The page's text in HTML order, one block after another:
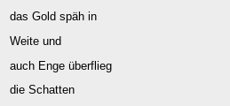
das Gold späh in
Weite und
auch Enge überflieg
die Schatten